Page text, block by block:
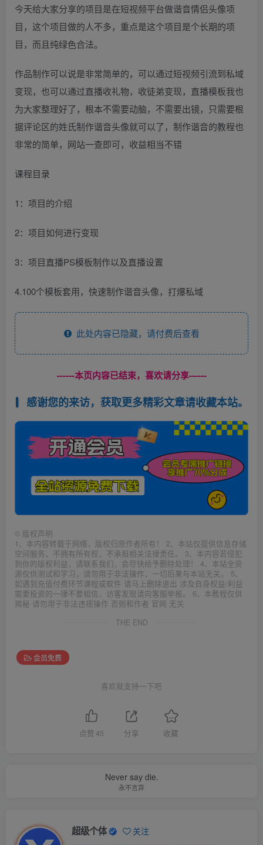
今天给大家分享的项目是在短视频平台做谐音情侣头像项
目，这个项目做的人不多，重点是这个项目是个长期的项
目，而且纯绿色合法。
作品制作可以说是非常简单的，可以通过短视频引流到私域
变现，也可以通过直播收礼物，收徒弟变现，直播模板我也
为大家整理好了，根本不需要动脑，不需要出镜，只需要根
据评论区的姓氏制作谐音头像就可以了，制作谐音的教程也
非常的简单，网站一查即可，收益相当不错
课程目录
1：项目的介绍
2：项目如何进行变现
3：项目直播PS模板制作以及直播设置
4.100个模板套用，快速制作谐音头像，打爆私域
此处内容已隐藏，请付费后查看
------本页内容已结束，喜欢请分享------
感谢您的来访，获取更多精彩文章请收藏本站。
© 版权声明
1、本内容转载于网络，版权归原作者所有！ 2、本站仅提供信息存储
空间服务，不拥有所有权，不承担相关法律责任。 3、本内容若侵犯
到你的版权利益，请联系我们，会尽快给予删除处理！ 4、本站全资
源仅供测试和学习，请勿用于非法操作，一切后果与本站无关。 5、
如遇到充值付费环节课程或软件 请马上删除退出 涉及自身权益/利益
需要投资的一律不要相信，访客发现请向客服举报。 6、本教程仅供
揭秘 请勿用于非法违规操作 否则和作者 官网 无关
THE END
会员免费
喜欢就支持一下吧
点赞45 分享 收藏
Never say die.
永不言弃
超级个体 关注